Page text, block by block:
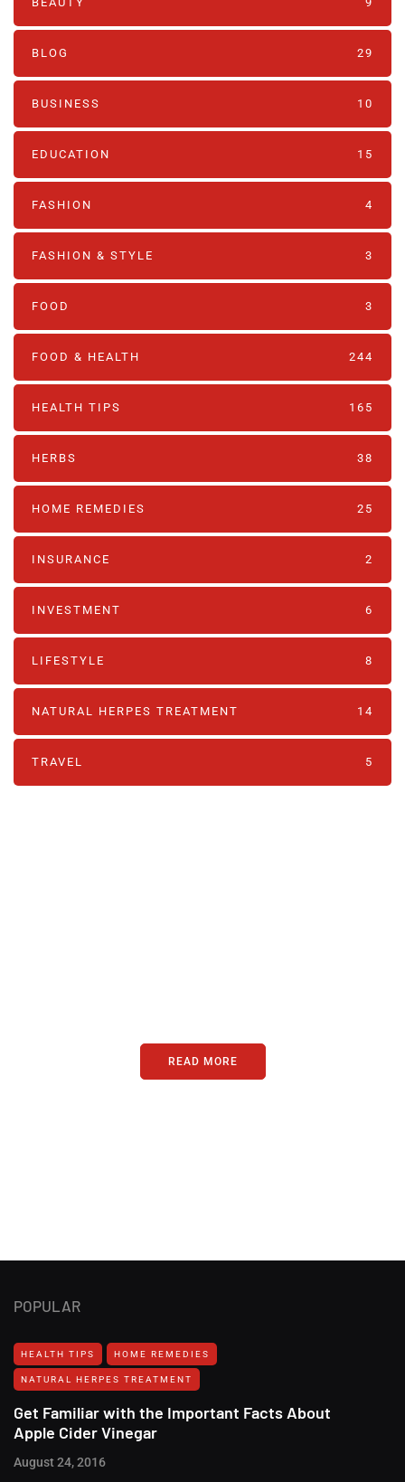
BLOG 29
BUSINESS 10
EDUCATION 15
FASHION 4
FASHION & STYLE 3
FOOD 3
FOOD & HEALTH 244
HEALTH TIPS 165
HERBS 38
HOME REMEDIES 25
INSURANCE 2
INVESTMENT 6
LIFESTYLE 8
NATURAL HERPES TREATMENT‎ 14
TRAVEL 5
READ MORE
POPULAR
HEALTH TIPS HOME REMEDIES
NATURAL HERPES TREATMENT‎
Get Familiar with the Important Facts About
Apple Cider Vinegar
August 24, 2016